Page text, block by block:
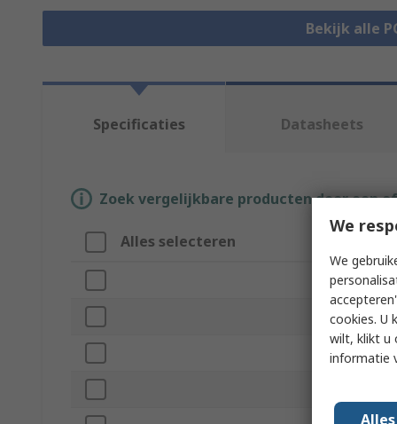
Bekijk alle
Specificaties Datasheets
Zoek vergelijkbare producten door een
Alles selecteren
Merk
Secondary
Product Type
We
We
cookies. U
wilt, klikt u
informatie